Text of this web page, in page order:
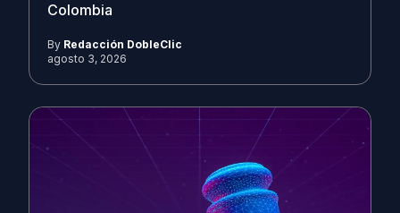
Colombia
By Redacción DobleClic
agosto 3, 2026